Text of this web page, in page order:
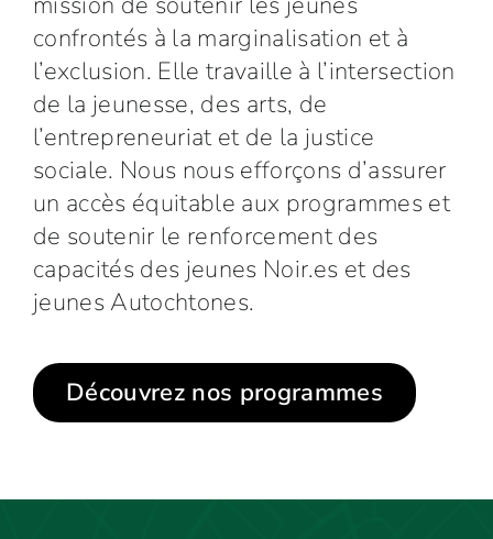
confrontés à la marginalisation et à
l’exclusion. Elle travaille à l’intersection
de la jeunesse, des arts, de
l’entrepreneuriat et de la justice
sociale. Nous nous efforçons d’assurer
un accès équitable aux programmes et
de soutenir le renforcement des
capacités des jeunes Noir.es et des
jeunes Autochtones.
Découvrez nos programmes